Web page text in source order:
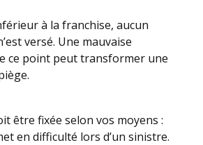
à la franchise, aucun
versé. Une mauvaise
ce point peut transformer une
être fixée selon vos moyens :
en difficulté lors d’un sinistre.